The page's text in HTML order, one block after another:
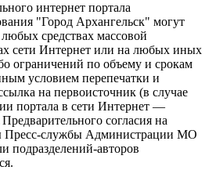
интернет портала
"Город Архангельск" могут
средствах массовой
сети Интернет или на любых иных
ограничений по объему и срокам
условием перепечатки и
на первоисточник (в случае
портала в сети Интернет —
согласия на
Пресс-службы Администрации МО
подразделений-авторов